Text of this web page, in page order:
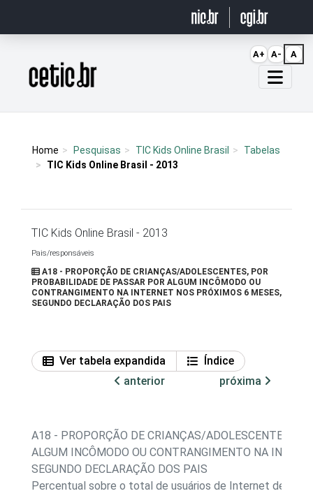
Página inicial
Home Pesquisas TIC Kids Online Brasil
Tabelas
TIC Kids Online Brasil - 2013
TIC Kids Online Brasil - 2013
Pais/responsáveis
A18 - PROPORÇÃO DE CRIANÇAS/ADOLESCENTES, POR
PROBABILIDADE DE PASSAR POR ALGUM INCÔMODO OU
CONTRANGIMENTO NA INTERNET NOS PRÓXIMOS 6 MESES,
SEGUNDO DECLARAÇÃO DOS PAIS
Ver tabela expandida
Índice
anterior
próxima
A18 - PROPORÇÃO DE CRIANÇAS/ADOLESCENTES,
ALGUM INCÔMODO OU CONTRANGIMENTO NA
SEGUNDO DECLARAÇÃO DOS PAIS
Percentual sobre o total de usuários de Internet de 9 a
A+ A- A